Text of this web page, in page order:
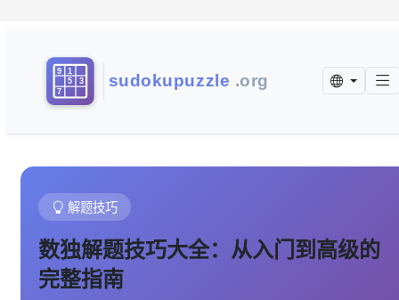
解题技巧
数独解题技巧大全：从入门到高级的
完整指南